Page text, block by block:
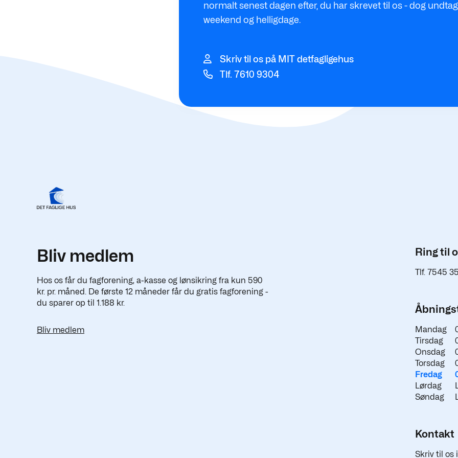
normalt senest dagen efter, du har skrevet til os - dog
weekend og helligdage.
Skriv til os på MIT detfagligehus
Tlf. 7610 9304
Bliv medlem
Hos os får du fagforening, a-kasse og lønsikring fra kun 590
kr. pr. måned. De første 12 måneder får du gratis fagforening -
du sparer op til 1.188 kr.
Bliv medlem
Ring til
Tlf. 7545
Mandag
Tirsdag
Onsdag
Torsdag
Fredag
Lørdag
Søndag
Kontakt
Skriv til os